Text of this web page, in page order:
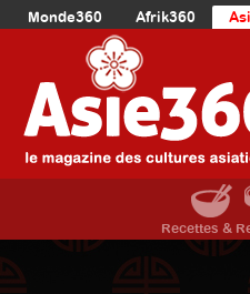
Monde360 Afrik360
Europe360
Océanie360
Recettes &